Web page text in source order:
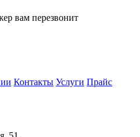
вам перезвонит
Контакты Услуги Прайс